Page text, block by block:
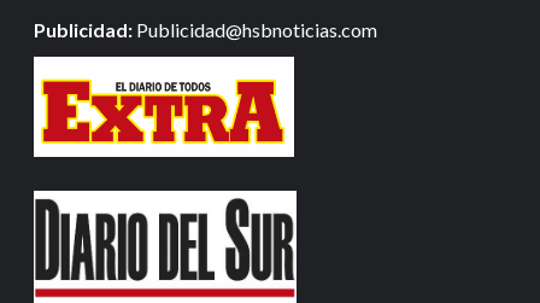
Publicidad: Publicidad@hsbnoticias.com